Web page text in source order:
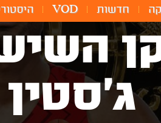
חדשות VOD